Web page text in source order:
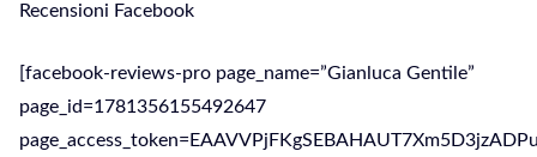
Recensioni Facebook
[facebook-reviews-pro page_name=”Gianluca Gentile”
page_id=1781356155492647